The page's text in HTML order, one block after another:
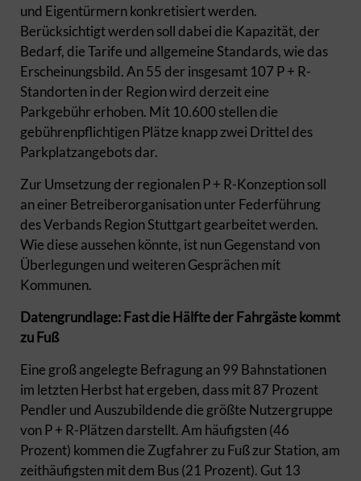
und Eigentürmern konkretisiert werden.
Berücksichtigt werden soll dabei die Kapazität, der
Bedarf, die Tarife und allgemeine Standards, wie das
Erscheinungsbild. An 55 der insgesamt 107 P + R-
Standorten in der Region wird derzeit eine
Parkgebühr erhoben. Mit 10.600 stellen die
gebührenpflichtigen Plätze knapp zwei Drittel des
Parkplatzangebots dar.
Zur Umsetzung der regionalen P + R-Konzeption soll
an einer Betreiberorganisation unter Federführung
des Verbands Region Stuttgart gearbeitet werden.
Wie diese aussehen könnte, ist nun Gegenstand von
Überlegungen und weiteren Gesprächen mit
Kommunen.
Datengrundlage: Fast die Hälfte der Fahrgäste kommt
zu Fuß
Eine groß angelegte Befragung an 99 Bahnstationen
im letzten Herbst hat ergeben, dass mit 87 Prozent
Pendler und Auszubildende die größte Nutzergruppe
von P + R-Plätzen darstellt. Am häufigsten (46
Prozent) kommen die Zugfahrer zu Fuß zur Station, am
zeithäufigsten mit dem Bus (21 Prozent). Gut 13